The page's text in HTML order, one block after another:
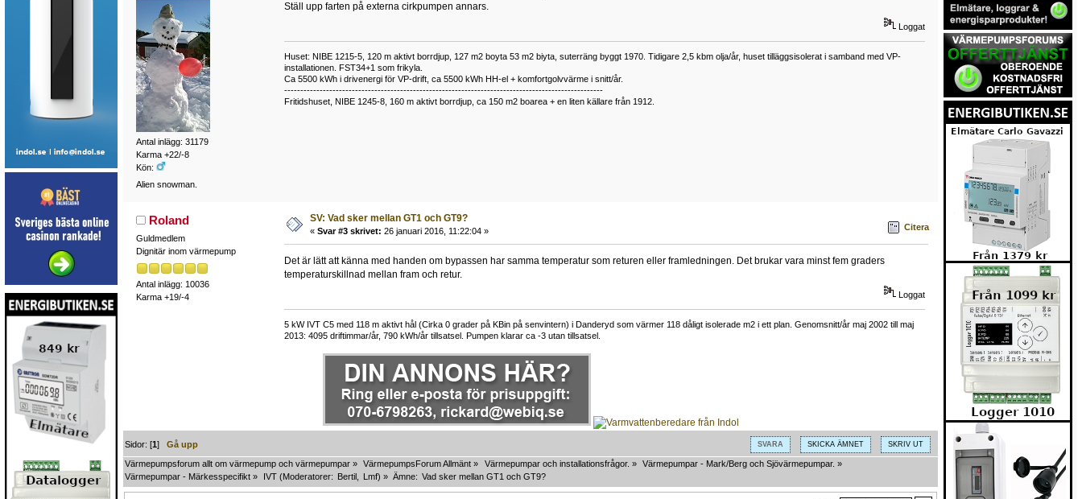
Antal inlägg: 31179
Karma +22/-8
Kön:
Alien snowman.
Ställ upp farten på externa cirkpumpen annars.
Loggat
Huset: NIBE 1215-5, 120 m aktivt borrdjup, 127 m2 boyta 53 m2 biyta, suterräng byggt 1970. Tidigare 2,5 kbm olja/år, huset tilläggsisolerat i samband med VP-
installationen. FST34+1 som frikyla.
Ca 5500 kWh i drivenergi för VP-drift, ca 5500 kWh HH-el + komfortgolvvärme i snitt/år.
---------------------------------------------------------------------------------------------------
Fritidshuset, NIBE 1245-8, 160 m aktivt borrdjup, ca 150 m2 boarea + en liten källare från 1912.
Roland
Guldmedlem
Dignitär inom värmepump
Antal inlägg: 10036
Karma +19/-4
SV: Vad sker mellan GT1 och GT9?
« Svar #3 skrivet: 26 januari 2016, 11:22:04 » Citera
Det är lätt att känna med handen om bypassen har samma temperatur som returen eller framledningen. Det brukar vara minst fem graders
temperaturskillnad mellan fram och retur.
Loggat
5 kW IVT C5 med 118 m aktivt hål (Cirka 0 grader på KBin på senvintern) i Danderyd som värmer 118 dåligt isolerade m2 i ett plan. Genomsnitt/år maj 2002 till maj
2013: 4095 driftimmar/år, 790 kWh/år tillsatsel. Pumpen klarar ca -3 utan tillsatsel.
SVARA SKICKA ÄMNET SKRIV UT
Sidor: [1]Gå upp
Värmepumpsforum allt om värmepump och värmepumpar » VärmepumpsForum Allmänt » Värmepumpar och installationsfrågor. » Värmepumpar - Mark/Berg och Sjövärmepumpar. »
Värmepumpar - Märkesspecifikt » IVT (Moderatorer: Bertil Lmf) » Ämne: Vad sker mellan GT1 och GT9?